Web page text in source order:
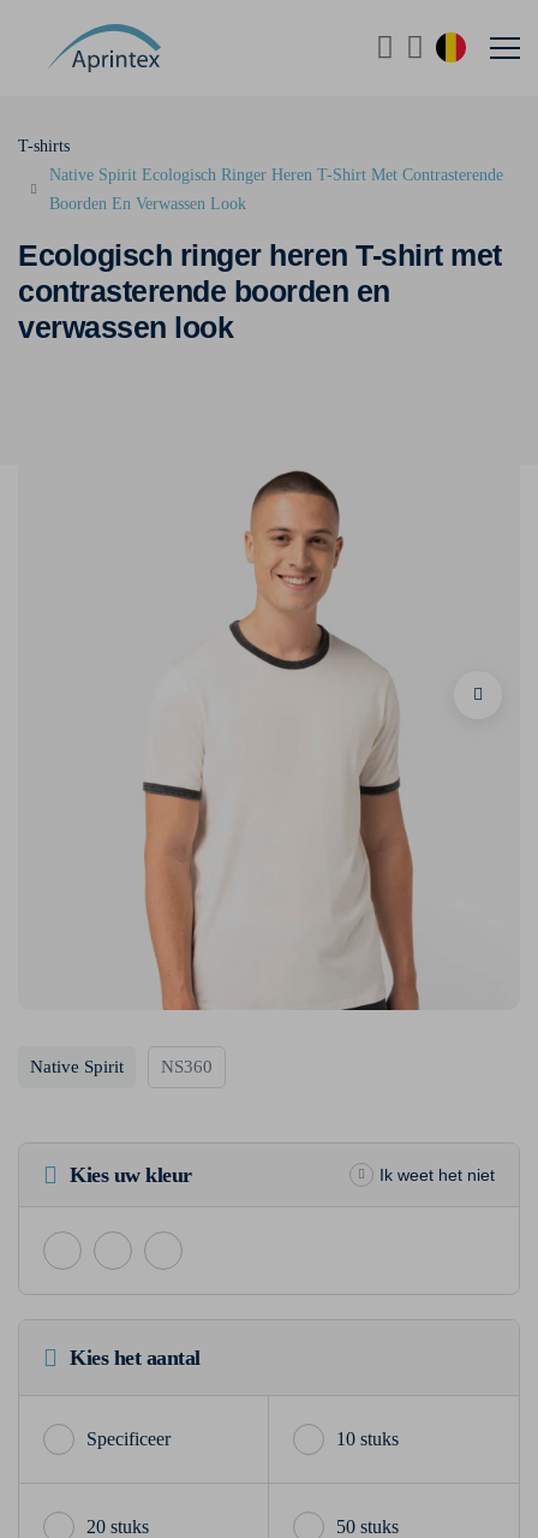
Ecologisch ringer heren T-shirt met
contrasterende boorden en
verwassen look
T-shirts
Native Spirit Ecologisch Ringer Heren T-Shirt Met Contrasterende
Boorden En Verwassen Look
Native Spirit NS360
Kies uw kleur Ik weet het niet
Kies het aantal
10 stuks
20 stuks 50 stuks